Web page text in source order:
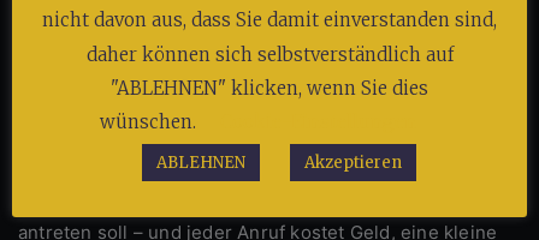
Die 50 Cent-Demokratie: Das Voting
als moralische Illusion
kann man per Telefon oder App abstimmen, wer bleiben
antreten soll – und jeder Anruf kostet Geld, eine kleine
nicht davon aus, dass Sie damit einverstanden sind,
daher können sich selbstverständlich auf
"ABLEHNEN" klicken, wenn Sie dies
wünschen.
ABLEHNEN Akzeptieren